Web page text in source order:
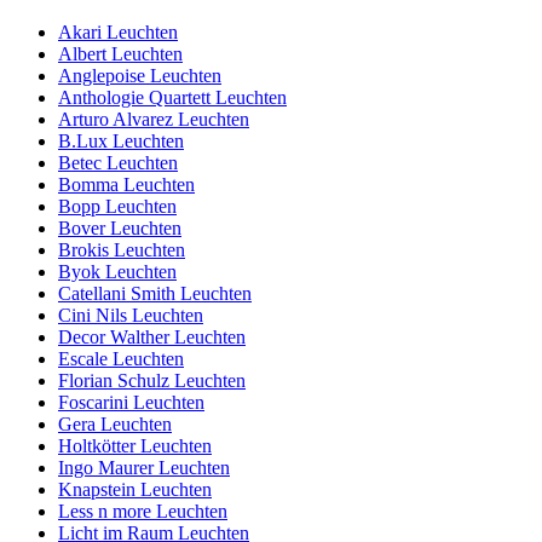
Akari Leuchten
Albert Leuchten
Anglepoise Leuchten
Anthologie Quartett Leuchten
Arturo Alvarez Leuchten
B.Lux Leuchten
Betec Leuchten
Bomma Leuchten
Bopp Leuchten
Bover Leuchten
Brokis Leuchten
Byok Leuchten
Catellani Smith Leuchten
Cini Nils Leuchten
Decor Walther Leuchten
Escale Leuchten
Florian Schulz Leuchten
Foscarini Leuchten
Gera Leuchten
Holtkötter Leuchten
Ingo Maurer Leuchten
Knapstein Leuchten
Less n more Leuchten
Licht im Raum Leuchten